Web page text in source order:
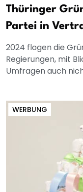
Thüringer
Partei in
2024 flogen die
Regierungen, mit
Umfragen auch
WERBUNG